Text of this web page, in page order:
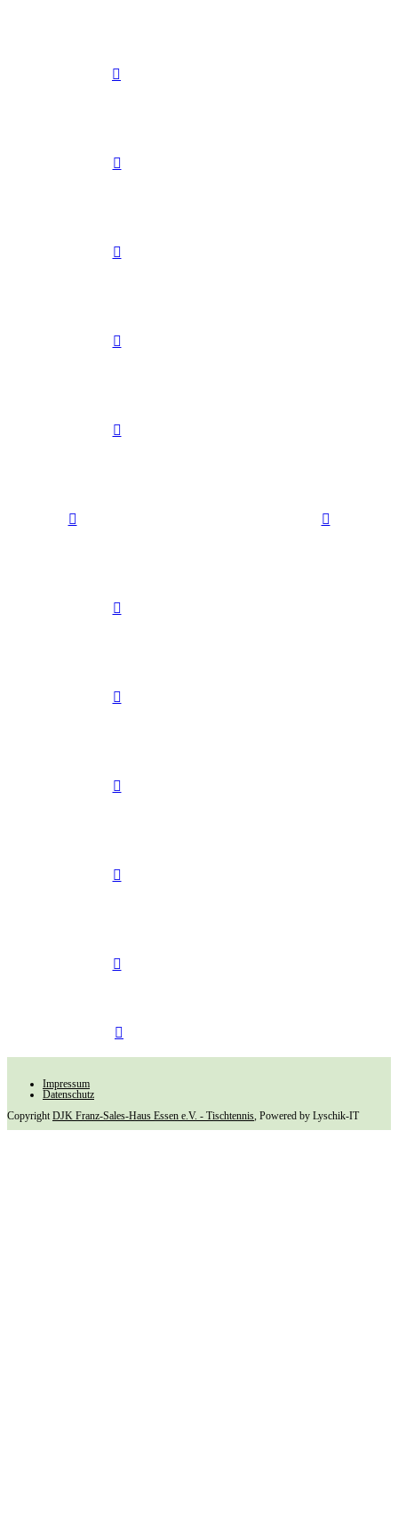
Impressum
Datenschutz
CopyrightDJK Franz-Sales-Haus Essen e.V. - Tischtennis, Powered by Lyschik-IT